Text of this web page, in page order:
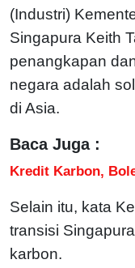
(Industri)
Singapura Keith
penangkapan
negara adalah
di Asia.
Baca Juga :
Kredit Karbon,
Selain itu, kata
transisi
karbon.